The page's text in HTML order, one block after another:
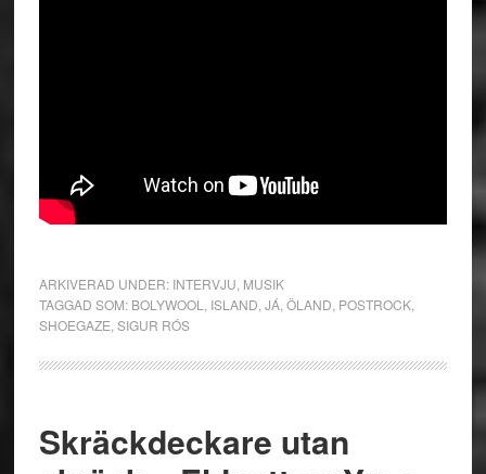
ARKIVERAD UNDER: INTERVJU MUSIK
TAGGAD SOM: BOLYWOOL ISLAND JÁ, ÖLAND POSTROCK,
SHOEGAZE SIGUR RÓS
Skräckdeckare utan